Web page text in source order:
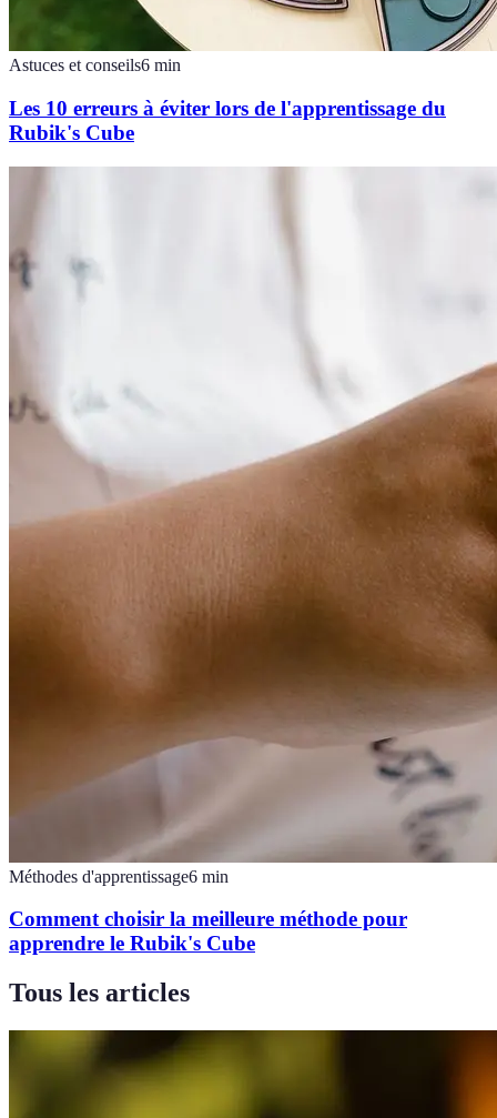
Astuces et conseils6 min
Les 10 erreurs à éviter lors de l'apprentissage du
Rubik's Cube
Méthodes d'apprentissage6 min
Comment choisir la meilleure méthode pour
apprendre le Rubik's Cube
Tous les articles